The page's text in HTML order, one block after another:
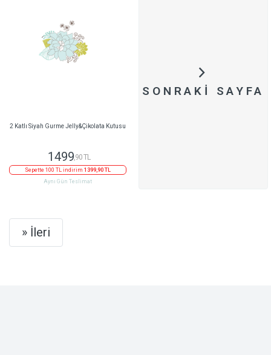
2 Katlı Siyah Gurme Jelly&Çikolata Kutusu
1499,90 TL
Sepette 100 TL indirim 1399,90 TL
Aynı Gün Teslimat
SONRAKI SAYFA
» İleri